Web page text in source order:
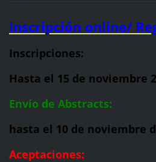
Inscripción online/
Inscripciones:
Hasta el 15 de noviembre
Envío de Abstracts:
hasta el 10 de noviembre
Aceptaciones: